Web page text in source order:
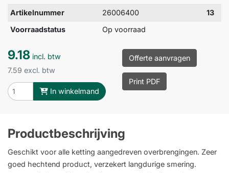
Artikelnummer 26006400
13
Voorraadstatus
Op voorraad
9.18 incl. btw
7.59 excl. btw
In winkelmand
Offerte aanvragen
Print PDF
Productbeschrijving
Geschikt voor alle ketting aangedreven overbrengingen. Zeer
goed hechtend product, verzekert langdurige smering.